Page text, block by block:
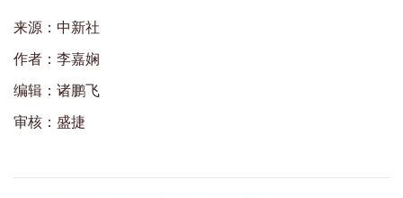
来源：中新社
作者：李嘉娴
编辑：诸鹏飞
审核：盛捷